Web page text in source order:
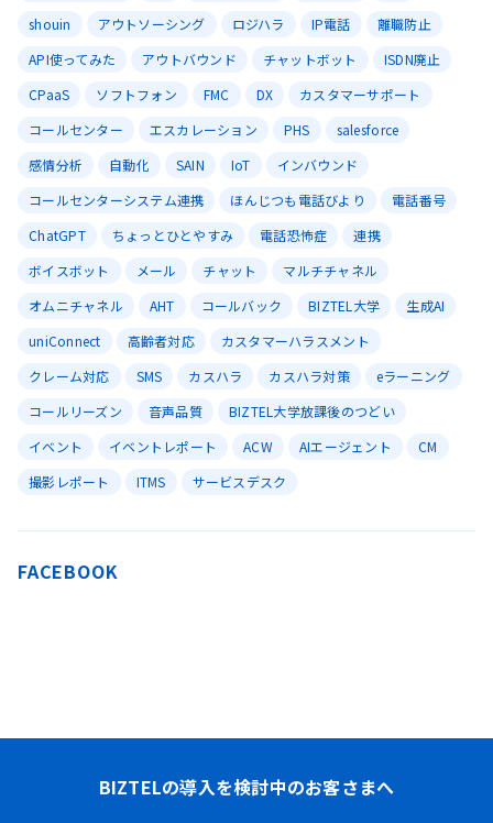
shouin
アウトソーシング ロジハラ IP電話
離職防止
API使ってみた
アウトバウンド チャットボット
ISDN廃止
CPaaS
ソフトフォン FMC DX
カスタマーサポート
コールセンター
エスカレーション PHS
salesforce
感情分析
自動化 SAIN IoT
インバウンド
コールセンターシステム連携
ほんじつも電話びより
電話番号
ChatGPT
ちょっとひとやすみ 電話恐怖症
連携
ボイスボット
メール チャット
マルチチャネル
オムニチャネル
AHT コールバック BIZTEL大学
生成AI
uniConnect
高齢者対応
カスタマーハラスメント
クレーム対応
SMS カスハラ カスハラ対策
eラーニング
コールリーズン
音声品質
BIZTEL大学放課後のつどい
イベント
イベントレポート ACW AIエージェント
CM
撮影レポート
ITMS サービスデスク
FACEBOOK
BIZTELの導入を検討中のお客さまへ